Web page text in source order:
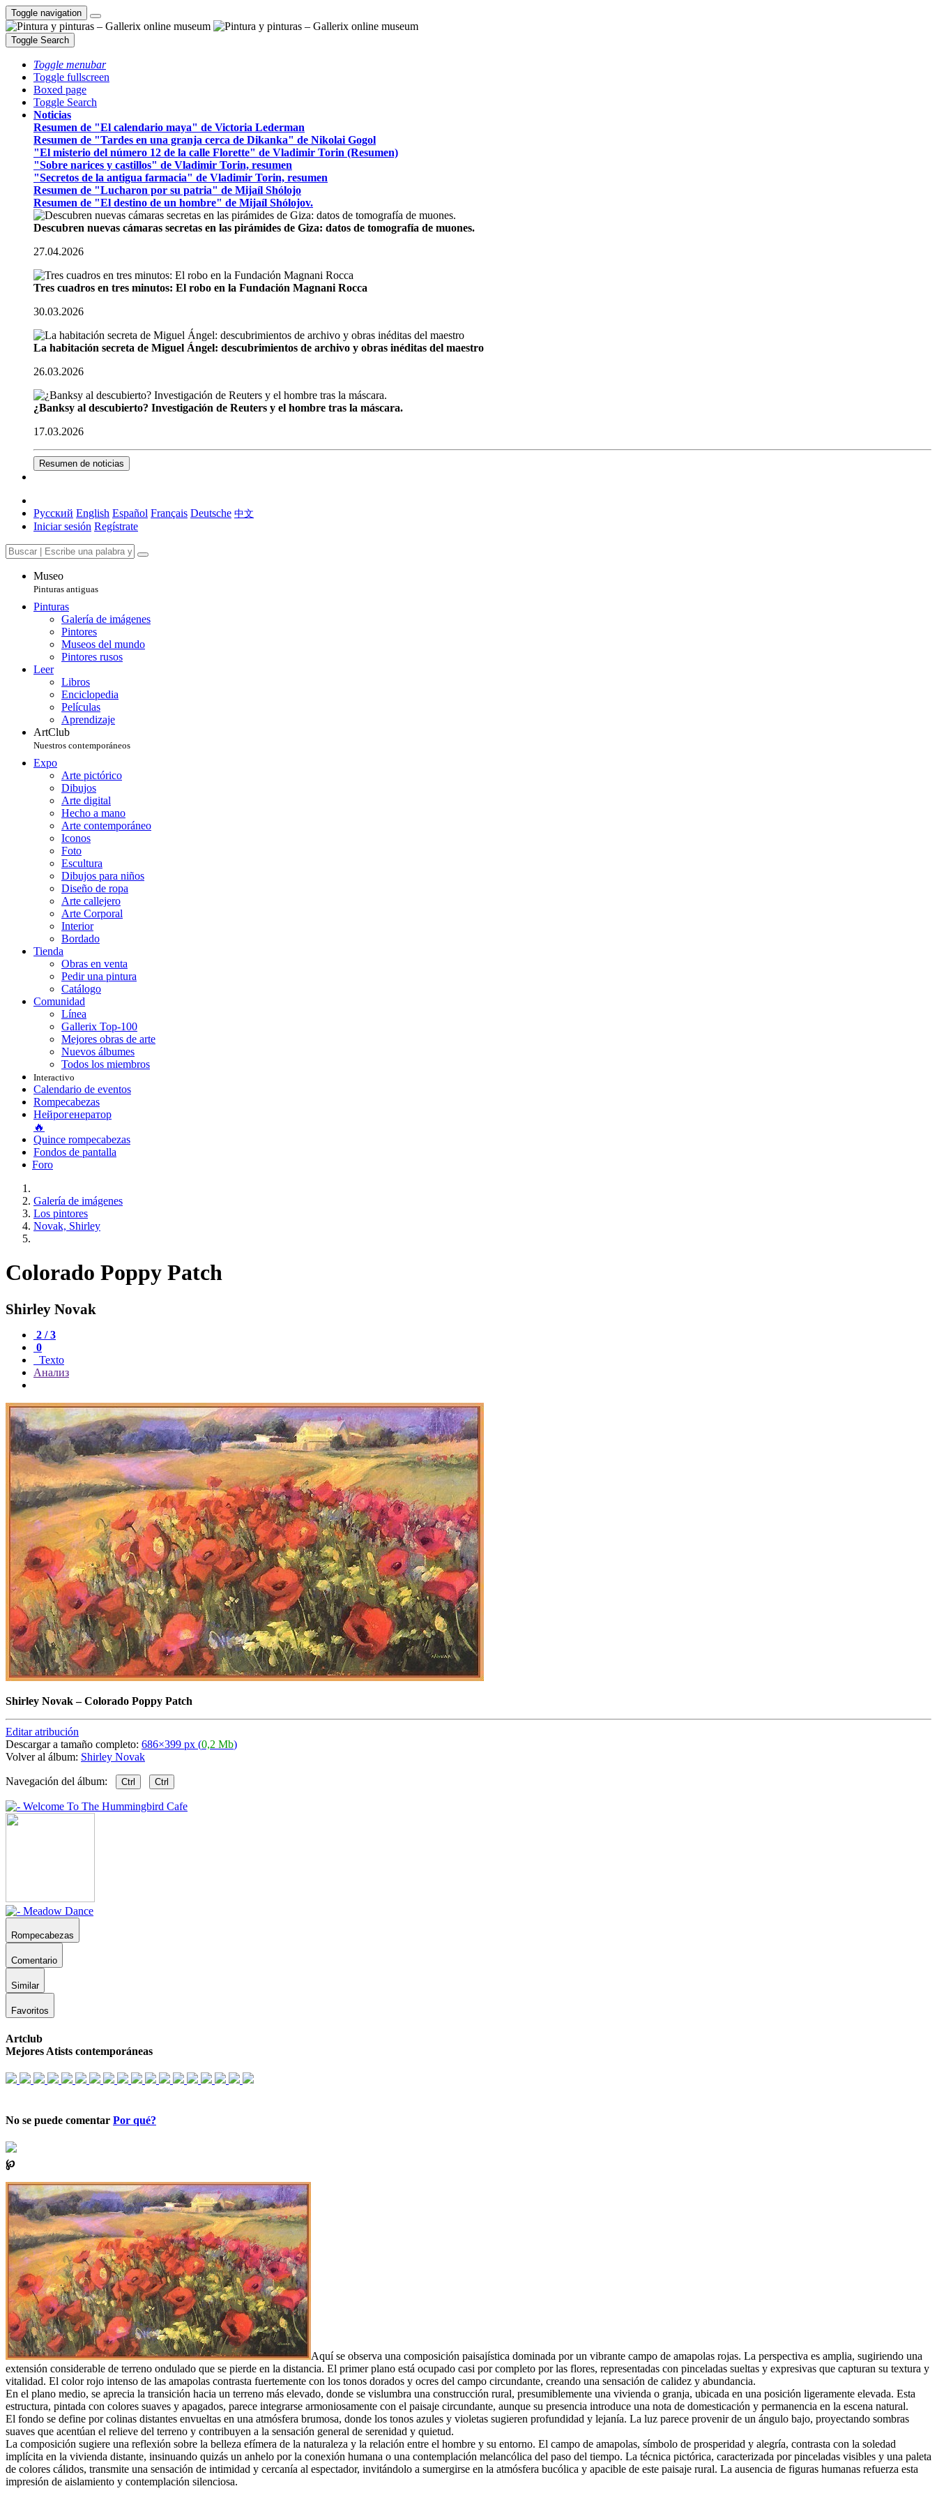
Toggle navigation
Toggle Search
Toggle menubar
Toggle fullscreen
Boxed page
Toggle Search
Noticias
Resumen de "El calendario maya" de Victoria Lederman
Resumen de "Tardes en una granja cerca de Dikanka" de Nikolai Gogol
"El misterio del número 12 de la calle Florette" de Vladimir Torin (Resumen)
"Sobre narices y castillos" de Vladimir Torin, resumen
"Secretos de la antigua farmacia" de Vladimir Torin, resumen
Resumen de "Lucharon por su patria" de Mijaíl Shólojo
Resumen de "El destino de un hombre" de Mijaíl Shólojov.
Descubren nuevas cámaras secretas en las pirámides de Giza: datos de tomografía de muones.
27.04.2026
Tres cuadros en tres minutos: El robo en la Fundación Magnani Rocca
30.03.2026
La habitación secreta de Miguel Ángel: descubrimientos de archivo y obras inéditas del maestro
26.03.2026
¿Banksy al descubierto? Investigación de Reuters y el hombre tras la máscara.
17.03.2026
Resumen de noticias
Русский English Español Français Deutsche 中文
Iniciar sesión Regístrate
Museo
Pinturas antiguas
Pinturas
Galería de imágenes
Pintores
Museos del mundo
Pintores rusos
Leer
Libros
Enciclopedia
Películas
Aprendizaje
ArtClub
Nuestros contemporáneos
Expo
Arte pictórico
Dibujos
Arte digital
Hecho a mano
Arte contemporáneo
Iconos
Foto
Escultura
Dibujos para niños
Diseño de ropa
Arte callejero
Arte Corporal
Interior
Bordado
Tienda
Obras en venta
Pedir una pintura
Catálogo
Comunidad
Línea
Gallerix Top-100
Mejores obras de arte
Nuevos álbumes
Todos los miembros
Interactivo
Calendario de eventos
Rompecabezas
Нейрогенератор
🔥
Quince rompecabezas
Fondos de pantalla
Foro
Galería de imágenes
Los pintores
Novak, Shirley
Colorado Poppy Patch
Shirley Novak
2 / 3
0
Texto
Анализ
Shirley Novak–Colorado Poppy Patch
Editar atribución
Descargar a tamaño completo: 686×399 px (0,2 Mb)
Volver al álbum: Shirley Novak
Navegación del álbum: Ctrl Ctrl
Rompecabezas
Comentario
Similar
Favoritos
Artclub
Mejores Atists contemporáneas
No se puede comentar Por qué?
℘
Aquí se observa una composición paisajística dominada por un vibrante campo de amapolas rojas. La perspectiva es amplia, sugiriendo una
extensión considerable de terreno ondulado que se pierde en la distancia. El primer plano está ocupado casi por completo por las flores, representadas con pinceladas sueltas y expresivas que capturan su textura y
vitalidad. El color rojo intenso de las amapolas contrasta fuertemente con los tonos dorados y ocres del campo circundante, creando una sensación de calidez y abundancia.
En el plano medio, se aprecia la transición hacia un terreno más elevado, donde se vislumbra una construcción rural, presumiblemente una vivienda o granja, ubicada en una posición ligeramente elevada. Esta
estructura, pintada con colores suaves y apagados, parece integrarse armoniosamente con el paisaje circundante, aunque su presencia introduce una nota de domesticación y permanencia en la escena natural.
El fondo se define por colinas distantes envueltas en una atmósfera brumosa, donde los tonos azules y violetas sugieren profundidad y lejanía. La luz parece provenir de un ángulo bajo, proyectando sombras
suaves que acentúan el relieve del terreno y contribuyen a la sensación general de serenidad y quietud.
La composición sugiere una reflexión sobre la belleza efímera de la naturaleza y la relación entre el hombre y su entorno. El campo de amapolas, símbolo de prosperidad y alegría, contrasta con la soledad
implícita en la vivienda distante, insinuando quizás un anhelo por la conexión humana o una contemplación melancólica del paso del tiempo. La técnica pictórica, caracterizada por pinceladas visibles y una paleta
de colores cálidos, transmite una sensación de intimidad y cercanía al espectador, invitándolo a sumergirse en la atmósfera bucólica y apacible de este paisaje rural. La ausencia de figuras humanas refuerza esta
impresión de aislamiento y contemplación silenciosa.